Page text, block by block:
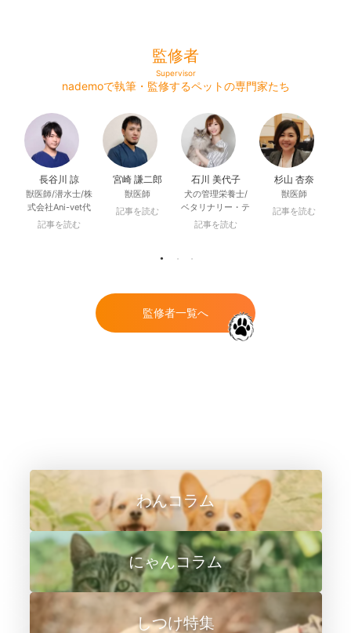
監修者
Supervisor
nademoで執筆・監修するペットの専門家たち
長谷川 諒
獣医師/潜水士/株
式会社Ani-vet代
表取締役/犬猫生
記事を読む
宮崎 謙二郎
獣医師
記事を読む
石川 美代子
犬の管理栄養士/
ベタリナリー・テ
クニシャン
グ・スペシャリス
ト（DGS）
記事を読む
杉山 杏奈
獣医師
記事を読む
監修者一覧へ
わんコラム
にゃんコラム
しつけ特集